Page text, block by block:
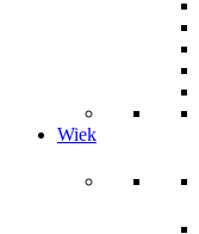
Wiek